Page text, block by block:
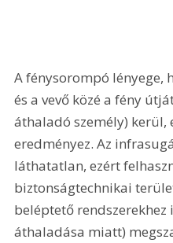
A fénysorompó lényege,
és a vevő közé a fény
áthaladó személy)
eredményez. Az
láthatatlan, ezért
biztonságtechnikai
beléptető rendszerekhez
áthaladása miatt)